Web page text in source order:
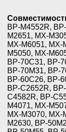
BP-M4552R,
M2651, MX-
MX-M6051, MX-
M5050, MX-
BP-70C31, BP-
BP-70M31, BP-
BP-60C26, BP-
BP-C2652R,
C4582R, BP-
M4071, MX-
MX-M3070, MX-
M2630, BP-